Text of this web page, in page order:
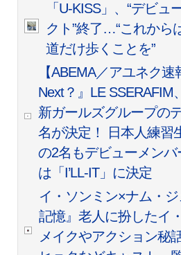
「U-KISS」、“デビュ
クト”終了…“これから
道だけ歩くことを”
【ABEMA／アユネク速
Next？』LE SSERAFIM
新ガールズグループの
名が決定！ 日本人練習
の2名もデビューメン
は「I’LL-IT」に決定
イ・ソンミン×ナム・
記憶』老人に扮したイ
メイクやアクション秘